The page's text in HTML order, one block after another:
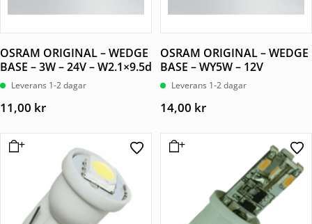
OSRAM ORIGINAL – WEDGE
BASE – 3W – 24V – W2.1×9.5d
Leverans 1-2 dagar
11,00 kr
OSRAM ORIGINAL – WEDGE
BASE – WY5W – 12V
Leverans 1-2 dagar
14,00 kr